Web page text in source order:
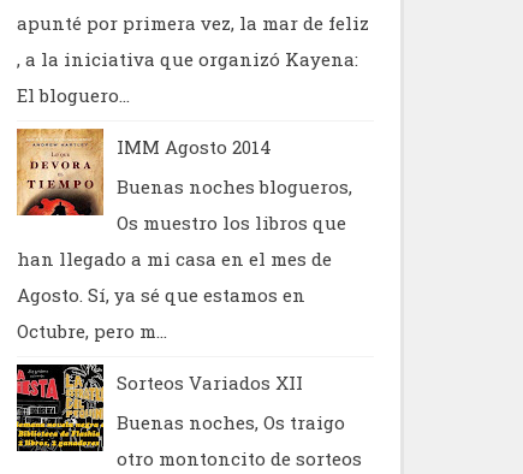
apunté por primera vez, la mar de feliz
, a la iniciativa que organizó Kayena:
El bloguero...
IMM Agosto 2014
Buenas noches blogueros,
Os muestro los libros que
han llegado a mi casa en el mes de
Agosto. Sí, ya sé que estamos en
Octubre, pero m...
Sorteos Variados XII
Buenas noches, Os traigo
otro montoncito de sorteos